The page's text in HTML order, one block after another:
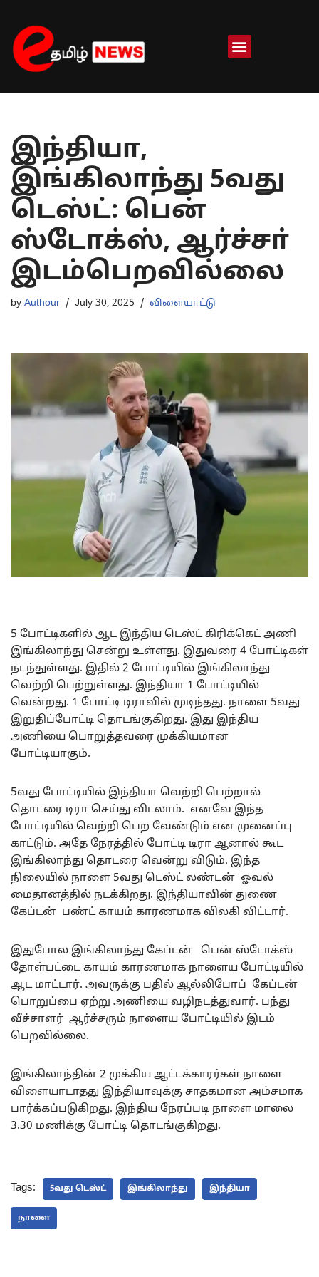
Skip
to
content
இந்தியா,
இங்கிலாந்து 5வது
டெஸ்ட்: பென்
ஸ்டோக்ஸ், ஆர்ச்சா்
இடம்பெறவில்லை
by Authour July 30, 2025 விளையாட்டு
5 போட்டிகளில் ஆட இந்திய டெஸ்ட் கிரிக்கெட் அணி
இங்கிலாந்து சென்று உள்ளது. இதுவரை 4 போட்டிகள்
நடந்துள்ளது. இதில் 2 போட்டியில் இங்கிலாந்து
வெற்றி பெற்றுள்ளது. இந்தியா 1 போட்டியில்
வென்றது. 1 போட்டி டிராவில் முடிந்தது. நாளை 5வது
இறுதிப்போட்டி தொடங்குகிறது. இது இந்திய
அணியை பொறுத்தவரை முக்கியமான
போட்டியாகும்.
5வது போட்டியில் இந்தியா வெற்றி பெற்றால்
தொடரை டிரா செய்து விடலாம். எனவே இந்த
போட்டியில் வெற்றி பெற வேண்டும் என முனைப்பு
காட்டும். அதே நேரத்தில் போட்டி டிரா ஆனால் கூட
இங்கிலாந்து தொடரை வென்று விடும். இந்த
நிலையில் நாளை 5வது டெஸ்ட் லண்டன் ஓவல்
மைதானத்தில் நடக்கிறது. இந்தியாவின் துணை
கேப்டன் பண்ட் காயம் காரணமாக விலகி விட்டார்.
இதுபோல இங்கிலாந்து கேப்டன் பென் ஸ்டோக்ஸ்
தோள்பட்டை காயம் காரணமாக நாளைய போட்டியில்
ஆட மாட்டார். அவருக்கு பதில் ஆல்லிபோப் கேப்டன்
பொறுப்பை ஏற்று அணியை வழிநடத்துவார். பந்து
வீச்சாளர் ஆர்ச்சரும் நாளைய போட்டியில் இடம்
பெறவில்லை.
இங்கிலாந்தின் 2 முக்கிய ஆட்டக்காரர்கள் நாளை
விளையாடாதது இந்தியாவுக்கு சாதகமான அம்சமாக
பார்க்கப்படுகிறது. இந்திய நேரப்படி நாளை மாலை
3.30 மணிக்கு போட்டி தொடங்குகிறது.
Tags: 5வது டெஸ்ட் இங்கிலாந்து இந்தியா
நாளை